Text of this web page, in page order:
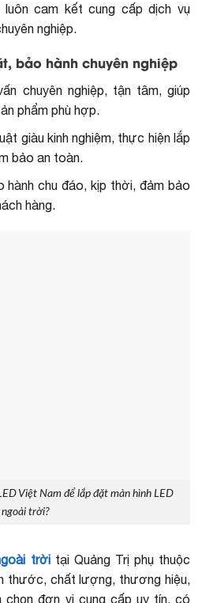
cam kết cung cấp dịch vụ
nghiệp.
bảo hành chuyên nghiệp
chuyên nghiệp, tận tâm, giúp
phẩm phù hợp.
giàu kinh nghiệm, thực hiện lắp
bảo an toàn.
hành chu đáo, kịp thời, đảm bảo
hàng.
Việt Nam để lắp đặt màn hình LED
ngoài trời?
trờitại Quảng Trị phụ thuộc
thước, chất lượng, thương hiệu,
chọn đơn vị cung cấp uy tín, có